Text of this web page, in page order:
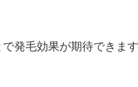
発毛効果が期待できま